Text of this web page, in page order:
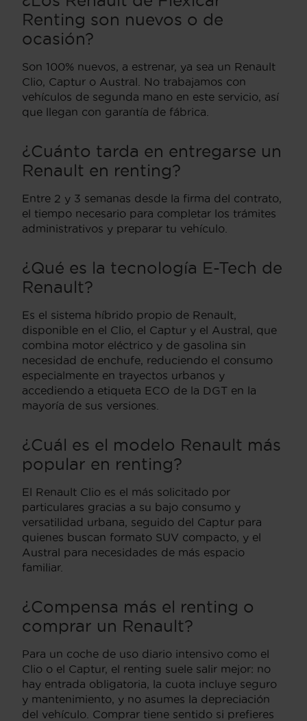
Renting son nuevos o de
ocasión?
Son 100% nuevos, a estrenar, ya sea un Renault
Clio, Captur o Austral. No trabajamos con
vehículos de segunda mano en este servicio, así
que llegan con garantía de fábrica.
¿Cuánto tarda en entregarse un
Renault en renting?
Entre 2 y 3 semanas desde la firma del contrato,
el tiempo necesario para completar los trámites
administrativos y preparar tu vehículo.
¿Qué es la tecnología E-Tech de
Renault?
Es el sistema híbrido propio de Renault,
disponible en el Clio, el Captur y el Austral, que
combina motor eléctrico y de gasolina sin
necesidad de enchufe, reduciendo el consumo
especialmente en trayectos urbanos y
accediendo a etiqueta ECO de la DGT en la
mayoría de sus versiones.
¿Cuál es el modelo Renault más
popular en renting?
El Renault Clio es el más solicitado por
particulares gracias a su bajo consumo y
versatilidad urbana, seguido del Captur para
quienes buscan formato SUV compacto, y el
Austral para necesidades de más espacio
familiar.
¿Compensa más el renting o
comprar un Renault?
Para un coche de uso diario intensivo como el
Clio o el Captur, el renting suele salir mejor: no
hay entrada obligatoria, la cuota incluye seguro
y mantenimiento, y no asumes la depreciación
del vehículo. Comprar tiene sentido si prefieres